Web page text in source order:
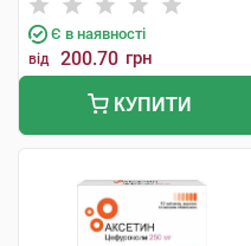
Є в наявності
від 200.70 грн
КУПИТИ